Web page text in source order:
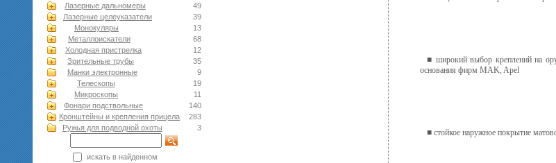
49
Лазерные дальномеры
39
Лазерные целеуказатели
13
Монокуляры
68
Металлоискатели
12
Холодная пристрелка
35
Зрительные трубы
9
Манки электронные
19
Телескопы
11
Микроскопы
140
Фонари подствольные
283
Кронштейны и крепления прицела
3
Ружья для подводной оxоты
искать в найденном
■ широкий выбор креплений на
основания фирм MAK, Apel
■ стойкое наружное покрытие